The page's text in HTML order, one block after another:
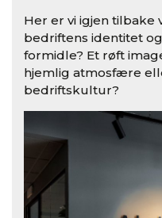
Her er vi igjen tilbake
bedriftens identitet
formidle? Et røft
hjemlig atmosfære
bedriftskultur?